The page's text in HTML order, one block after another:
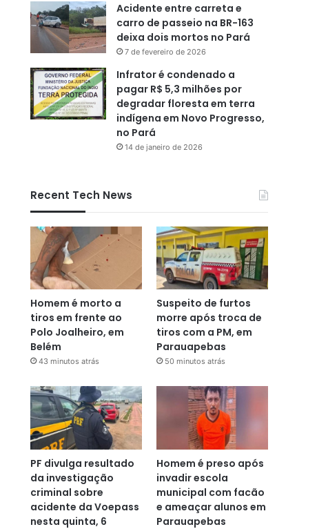
Acidente entre carreta e
carro de passeio na BR-163
deixa dois mortos no Pará
7 de fevereiro de 2026
Infrator é condenado a
pagar R$ 5,3 milhões por
degradar floresta em terra
indígena em Novo Progresso,
no Pará
14 de janeiro de 2026
Recent Tech News
Homem é morto a
tiros em frente ao
Polo Joalheiro, em
Belém
43 minutos atrás
Suspeito de furtos
morre após troca de
tiros com a PM, em
Parauapebas
50 minutos atrás
PF divulga resultado
da investigação
criminal sobre
acidente da Voepass
nesta quinta, 6
Homem é preso após
invadir escola
municipal com facão
e ameaçar alunos em
Parauapebas